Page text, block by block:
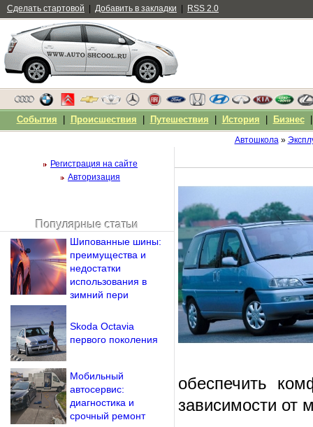
Автошкола»
обеспечить
зависимости от
Регистрация на сайте
Авторизация
Напомнить пароль?
Популярные статьи
Шипованные шины:
преимущества и
недостатки
использования в
зимний пери
Skoda Octavia
первого поколения
Мобильный
автосервис:
диагностика и
срочный ремонт
Сделать стартовой Добавить в закладки RSS 2.0
События Происшествия Путешествия История Бизнес